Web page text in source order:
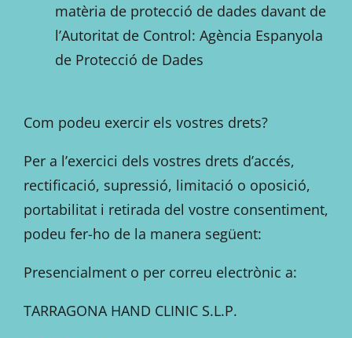
matèria de protecció de dades davant de
l’Autoritat de Control: Agència Espanyola
de Protecció de Dades
Com podeu exercir els vostres drets?
Per a l’exercici dels vostres drets d’accés,
rectificació, supressió, limitació o oposició,
portabilitat i retirada del vostre consentiment,
podeu fer-ho de la manera següent:
Presencialment o per correu electrònic a:
TARRAGONA HAND CLINIC S.L.P.